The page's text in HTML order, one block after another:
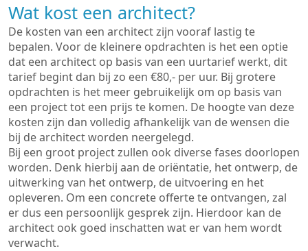
Wat kost een architect?
De kosten van een architect zijn vooraf lastig te
bepalen. Voor de kleinere opdrachten is het een optie
dat een architect op basis van een uurtarief werkt, dit
tarief begint dan bij zo een €80,- per uur. Bij grotere
opdrachten is het meer gebruikelijk om op basis van
een project tot een prijs te komen. De hoogte van deze
kosten zijn dan volledig afhankelijk van de wensen die
bij de architect worden neergelegd.
Bij een groot project zullen ook diverse fases doorlopen
worden. Denk hierbij aan de oriëntatie, het ontwerp, de
uitwerking van het ontwerp, de uitvoering en het
opleveren. Om een concrete offerte te ontvangen, zal
er dus een persoonlijk gesprek zijn. Hierdoor kan de
architect ook goed inschatten wat er van hem wordt
verwacht.